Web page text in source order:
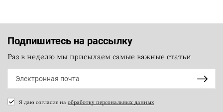
Подпишитесь на рассылку
Раз в неделю мы присылаем самые важные статьи
Я даю согласие на обработку персональных данных